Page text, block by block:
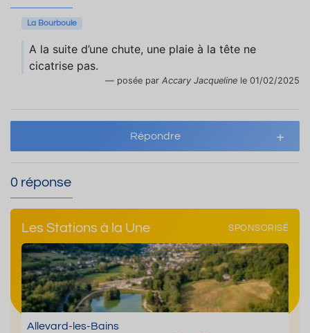
La Bourboule
A la suite d’une chute, une plaie à la tête ne
cicatrise pas.
posée par Accary Jacqueline le 01/02/2025
Répondre
0 réponse
Les Stations à la Une SPONSORISÉ
Allevard-les-Bains